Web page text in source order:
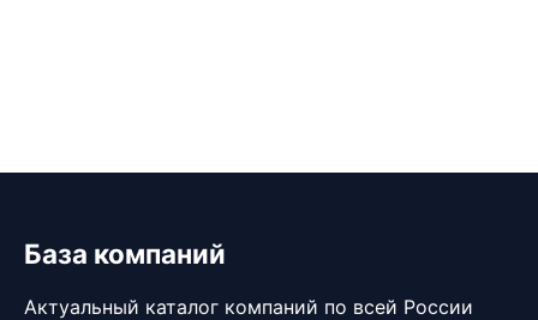
База компаний
Актуальный каталог компаний по всей России